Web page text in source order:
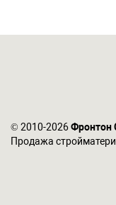
© 2010-2026Фронтон
Продажа